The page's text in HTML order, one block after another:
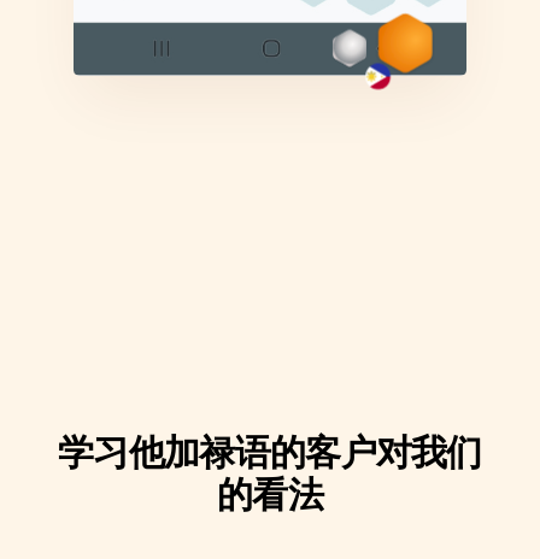
学习他加禄语的客户对我们
的看法